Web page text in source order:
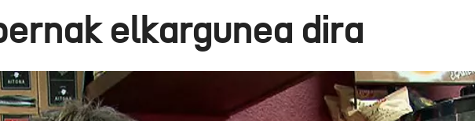
elkargunea dira